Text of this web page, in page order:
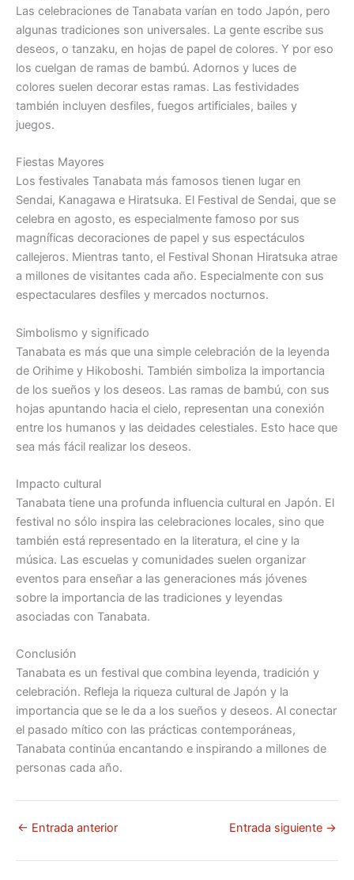
Las celebraciones de Tanabata varían en todo Japón, pero
algunas tradiciones son universales. La gente escribe sus
deseos, o tanzaku, en hojas de papel de colores. Y por eso
los cuelgan de ramas de bambú. Adornos y luces de
colores suelen decorar estas ramas. Las festividades
también incluyen desfiles, fuegos artificiales, bailes y
juegos.
Fiestas Mayores
Los festivales Tanabata más famosos tienen lugar en
Sendai, Kanagawa e Hiratsuka. El Festival de Sendai, que se
celebra en agosto, es especialmente famoso por sus
magníficas decoraciones de papel y sus espectáculos
callejeros. Mientras tanto, el Festival Shonan Hiratsuka atrae
a millones de visitantes cada año. Especialmente con sus
espectaculares desfiles y mercados nocturnos.
Simbolismo y significado
Tanabata es más que una simple celebración de la leyenda
de Orihime y Hikoboshi. También simboliza la importancia
de los sueños y los deseos. Las ramas de bambú, con sus
hojas apuntando hacia el cielo, representan una conexión
entre los humanos y las deidades celestiales. Esto hace que
sea más fácil realizar los deseos.
Impacto cultural
Tanabata tiene una profunda influencia cultural en Japón. El
festival no sólo inspira las celebraciones locales, sino que
también está representado en la literatura, el cine y la
música. Las escuelas y comunidades suelen organizar
eventos para enseñar a las generaciones más jóvenes
sobre la importancia de las tradiciones y leyendas
asociadas con Tanabata.
Conclusión
Tanabata es un festival que combina leyenda, tradición y
celebración. Refleja la riqueza cultural de Japón y la
importancia que se le da a los sueños y deseos. Al conectar
el pasado mítico con las prácticas contemporáneas,
Tanabata continúa encantando e inspirando a millones de
personas cada año.
← Entrada anterior Entrada siguiente →